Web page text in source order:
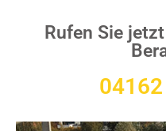
Rufen Sie